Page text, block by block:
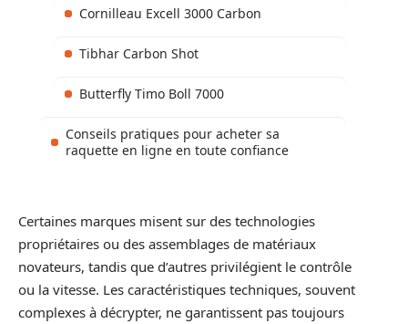
Cornilleau Excell 3000 Carbon
Tibhar Carbon Shot
Butterfly Timo Boll 7000
Conseils pratiques pour acheter sa
raquette en ligne en toute confiance
Certaines marques misent sur des technologies
propriétaires ou des assemblages de matériaux
novateurs, tandis que d’autres privilégient le contrôle
ou la vitesse. Les caractéristiques techniques, souvent
complexes à décrypter, ne garantissent pas toujours